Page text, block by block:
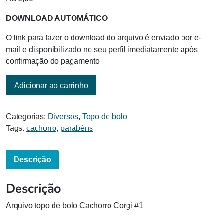
DOWNLOAD AUTOMÁTICO
O link para fazer o download do arquivo é enviado por e-
mail e disponibilizado no seu perfil imediatamente após
confirmação do pagamento
Adicionar ao carrinho
Categorias: Diversos, Topo de bolo
Tags: cachorro, parabéns
Descrição
Descrição
Arquivo topo de bolo Cachorro Corgi #1